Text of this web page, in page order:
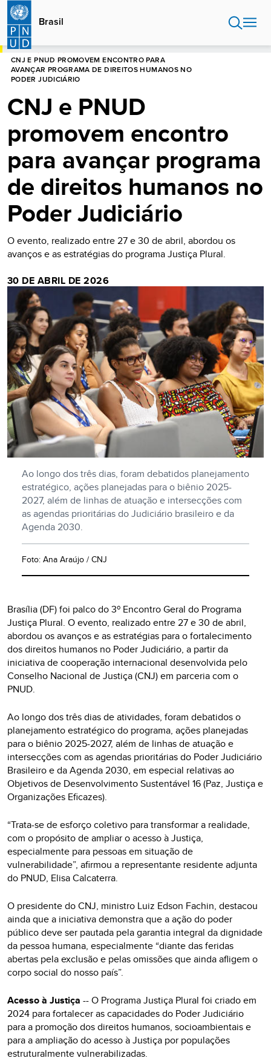
Passar
para
conteúdo
principal
Brasil
INÍCIO
CNJ E PNUD PROMOVEM ENCONTRO PARA
AVANÇAR PROGRAMA DE DIREITOS HUMANOS NO
PODER JUDICIÁRIO
CNJ e PNUD
promovem encontro
para avançar programa
de direitos humanos no
Poder Judiciário
O evento, realizado entre 27 e 30 de abril, abordou os
avanços e as estratégias do programa Justiça Plural.
30 DE ABRIL DE 2026
Ao longo dos três dias, foram debatidos planejamento
estratégico, ações planejadas para o biênio 2025-
2027, além de linhas de atuação e intersecções com
as agendas prioritárias do Judiciário brasileiro e da
Agenda 2030.
Foto: Ana Araújo / CNJ
Brasília (DF) foi palco do 3º Encontro Geral do Programa
Justiça Plural. O evento, realizado entre 27 e 30 de abril,
abordou os avanços e as estratégias para o fortalecimento
dos direitos humanos no Poder Judiciário, a partir da
iniciativa de cooperação internacional desenvolvida pelo
Conselho Nacional de Justiça (CNJ) em parceria com o
PNUD.
Ao longo dos três dias de atividades, foram debatidos o
planejamento estratégico do programa, ações planejadas
para o biênio 2025-2027, além de linhas de atuação e
intersecções com as agendas prioritárias do Poder Judiciário
Brasileiro e da Agenda 2030, em especial relativas ao
Objetivos de Desenvolvimento Sustentável 16 (Paz, Justiça e
Organizações Eficazes).
“Trata-se de esforço coletivo para transformar a realidade,
com o propósito de ampliar o acesso à Justiça,
especialmente para pessoas em situação de
vulnerabilidade”, afirmou a representante residente adjunta
do PNUD, Elisa Calcaterra.
O presidente do CNJ, ministro Luiz Edson Fachin, destacou
ainda que a iniciativa demonstra que a ação do poder
público deve ser pautada pela garantia integral da dignidade
da pessoa humana, especialmente “diante das feridas
abertas pela exclusão e pelas omissões que ainda afligem o
corpo social do nosso país”.
Acesso à Justiça -- O Programa Justiça Plural foi criado em
2024 para fortalecer as capacidades do Poder Judiciário
para a promoção dos direitos humanos, socioambientais e
para a ampliação do acesso à Justiça por populações
estruturalmente vulnerabilizadas.